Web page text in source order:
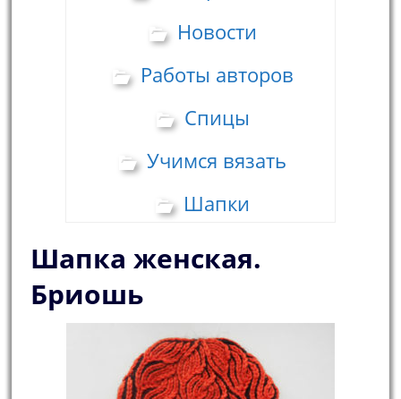
Новости
Работы авторов
Спицы
Учимся вязать
Шапки
Шапка женская.
Бриошь